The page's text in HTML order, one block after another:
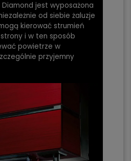
jest wyposażona
od siebie żaluzje
kierować strumień
i w ten sposób
powietrze w
przyjemny